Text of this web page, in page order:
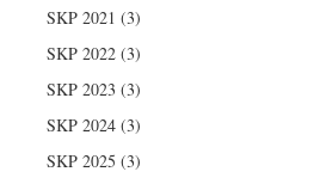
SKP 2021 (3)
SKP 2022 (3)
SKP 2023 (3)
SKP 2024 (3)
SKP 2025 (3)